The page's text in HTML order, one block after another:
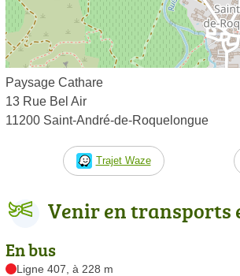
Paysage Cathare
13 Rue Bel Air
11200 Saint-André-de-Roquelongue
Trajet Waze
Venir en transports
En bus
Ligne 407, à 228 m